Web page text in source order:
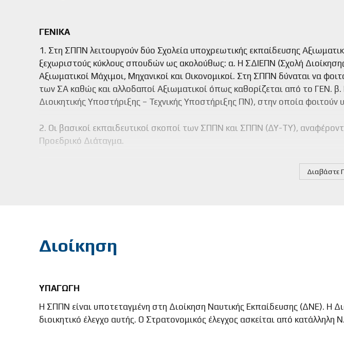
ΓΕΝΙΚΑ
1. Στη ΣΠΠΝ λειτουργούν δύο Σχολεία υποχρεωτικής εκπαίδευσης
ξεχωριστούς κύκλους σπουδών ως ακολούθως: α. Η ΣΔΙΕΠΝ (Σχολή
Αξιωματικοί Μάχιμοι, Μηχανικοί και Οικονομικοί. Στη ΣΠΠΝ δύναται να
των ΣΑ καθώς και αλλοδαποί Αξιωματικοί όπως καθορίζεται από το ΓΕΝ.
Διοικητικής Υποστήριξης – Τεχνικής Υποστήριξης ΠΝ), στην οποία
2. Οι βασικοί εκπαιδευτικοί σκοποί των ΣΠΠΝ και ΣΠΠΝ (ΔΥ-ΤΥ),
Προεδρικό Διάταγμα.
Διαβάστε
Διοίκηση
ΥΠΑΓΩΓΗ
Η ΣΠΠΝ είναι υποτεταγμένη στη Διοίκηση Ναυτικής Εκπαίδευσης (ΔΝΕ). Η
διοικητικό έλεγχο αυτής. Ο Στρατονομικός έλεγχος ασκείται από